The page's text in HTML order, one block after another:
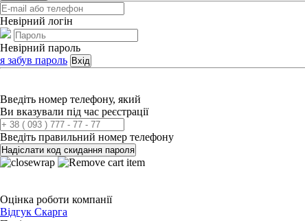
Невірний логін
Невірний пароль
я забув пароль Вхід
Введіть номер телефону, який
Ви вказували під час реєстрації
Введіть правильний номер телефону
Надіслати код скидання пароля
Оцінка роботи компанії
Відгук Скарга